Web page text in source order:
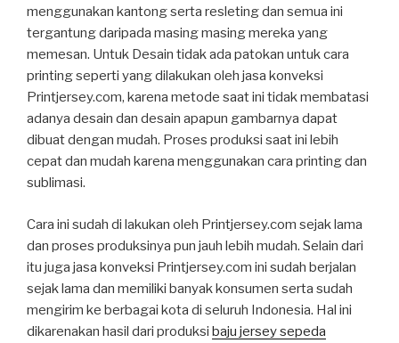
menggunakan kantong serta resleting dan semua ini
tergantung daripada masing masing mereka yang
memesan. Untuk Desain tidak ada patokan untuk cara
printing seperti yang dilakukan oleh jasa konveksi
Printjersey.com, karena metode saat ini tidak membatasi
adanya desain dan desain apapun gambarnya dapat
dibuat dengan mudah. Proses produksi saat ini lebih
cepat dan mudah karena menggunakan cara printing dan
sublimasi.
Cara ini sudah di lakukan oleh Printjersey.com sejak lama
dan proses produksinya pun jauh lebih mudah. Selain dari
itu juga jasa konveksi Printjersey.com ini sudah berjalan
sejak lama dan memiliki banyak konsumen serta sudah
mengirim ke berbagai kota di seluruh Indonesia. Hal ini
dikarenakan hasil dari produksi baju jersey sepeda